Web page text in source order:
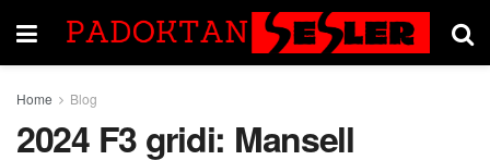
Home Blog
2024 F3 gridi: Mansell